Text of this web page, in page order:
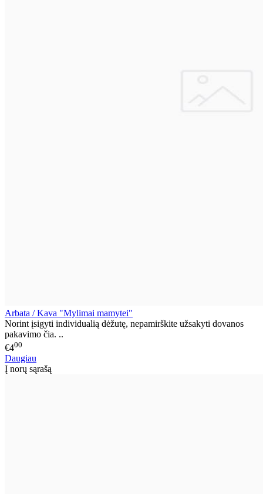
Arbata / Kava "Mylimai mamytei"
Norint įsigyti individualią dėžutę, nepamirškite užsakyti dovanos
pakavimo čia. ..
€400
Daugiau
Į norų sąrašą